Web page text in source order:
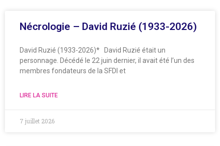
Nécrologie – David Ruzié (1933-2026)
David Ruzié (1933-2026)* David Ruzié était un
personnage. Décédé le 22 juin dernier, il avait été l’un des
membres fondateurs de la SFDI et
LIRE LA SUITE
7 juillet 2026